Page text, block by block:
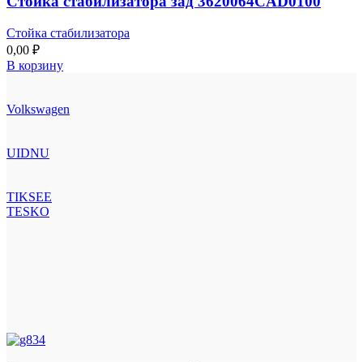
Стойка стабилизатора
0,00 ₽
В корзину
Volkswagen
UIDNU
TIKSEE
TESKO